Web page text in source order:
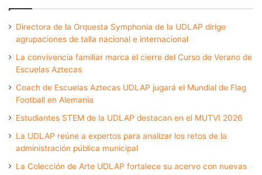
Directora de la Orquesta Symphonia de la UDLAP dirige
agrupaciones de talla nacional e internacional
La convivencia familiar marca el cierre del Curso de Verano de
Escuelas Aztecas
Coach de Escuelas Aztecas UDLAP jugará el Mundial de Flag
Football en Alemania
Estudiantes STEM de la UDLAP destacan en el MUTVI 2026
La UDLAP reúne a expertos para analizar los retos de la
administración pública municipal
La Colección de Arte UDLAP fortalece su acervo con nuevas